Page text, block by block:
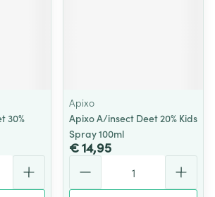
30%
Apixo
Apixo A/insect Deet 20% Kids
Spray 100ml
€ 14,95